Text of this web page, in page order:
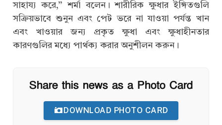
সাহায্য করে,” শর্মা বলেন। শারীরিক ক্ষুধার ইঙ্গিতগুলি
সক্রিয়ভাবে শুনুন এবং পেট ভরে না যাওয়া পর্যন্ত খান
এবং খাওয়ার জন্য প্রকৃত ক্ষুধা এবং ক্ষুধাহীনতার
কারণগুলির মধ্যে পার্থক্য করার অনুশীলন করুন।
Share this news as a Photo Card
DOWNLOAD PHOTO CARD